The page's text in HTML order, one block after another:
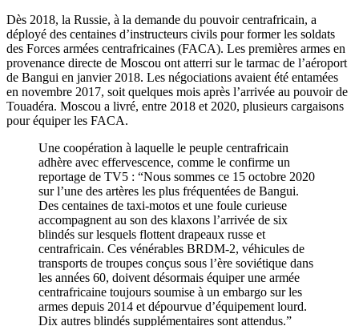
Dès 2018, la Russie, à la demande du pouvoir centrafricain, a
déployé des centaines d’instructeurs civils pour former les soldats
des Forces armées centrafricaines (FACA). Les premières armes en
provenance directe de Moscou ont atterri sur le tarmac de l’aéroport
de Bangui en janvier 2018. Les négociations avaient été entamées
en novembre 2017, soit quelques mois après l’arrivée au pouvoir de
Touadéra. Moscou a livré, entre 2018 et 2020, plusieurs cargaisons
pour équiper les FACA.
Une coopération à laquelle le peuple centrafricain
adhère avec effervescence, comme le confirme un
reportage de TV5 : “Nous sommes ce 15 octobre 2020
sur l’une des artères les plus fréquentées de Bangui.
Des centaines de taxi-motos et une foule curieuse
accompagnent au son des klaxons l’arrivée de six
blindés sur lesquels flottent drapeaux russe et
centrafricain. Ces vénérables BRDM-2, véhicules de
transports de troupes conçus sous l’ère soviétique dans
les années 60, doivent désormais équiper une armée
centrafricaine toujours soumise à un embargo sur les
armes depuis 2014 et dépourvue d’équipement lourd.
Dix autres blindés supplémentaires sont attendus.”